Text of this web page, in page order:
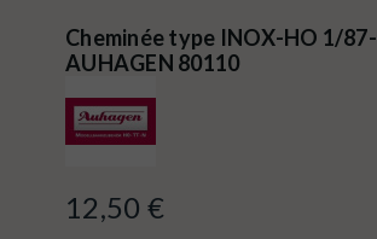
Cheminée type INOX-HO 1/87-
AUHAGEN 80110
12,50 €